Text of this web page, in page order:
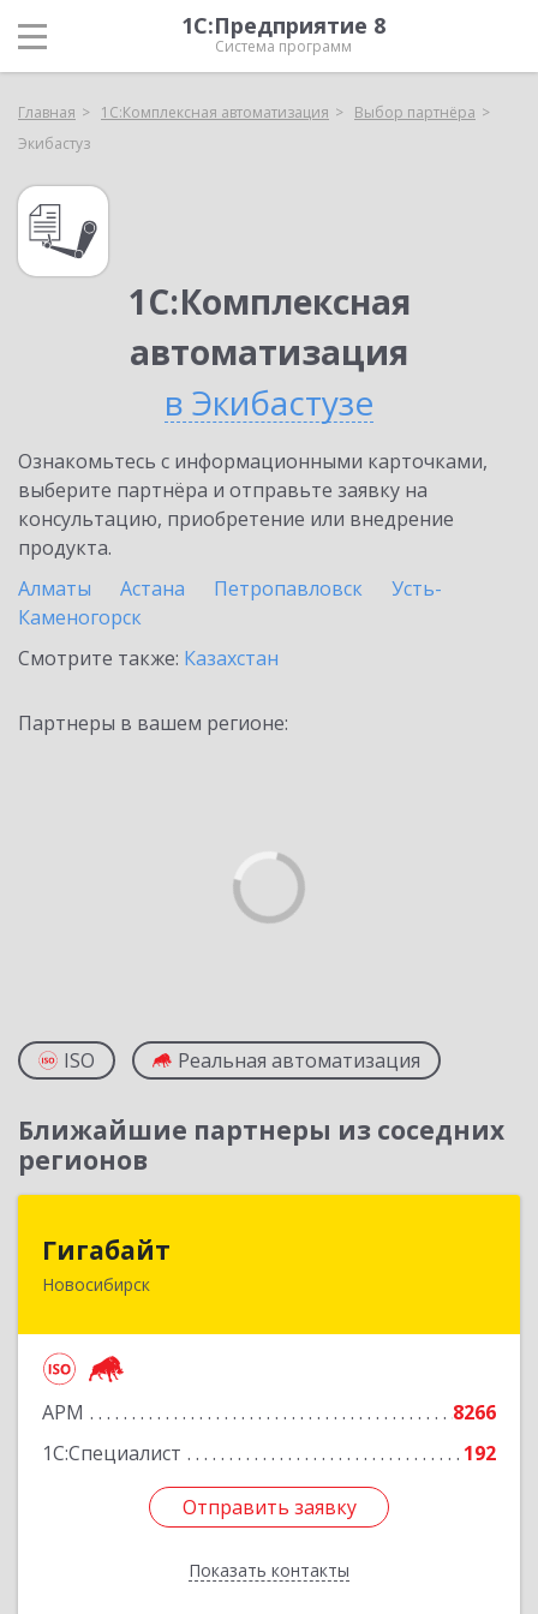
1С:Предприятие 8
Система программ
Главная 1С:Комплексная автоматизация
Выбор партнёра
Экибастуз
1С:Комплексная
автоматизация
в Экибастузе
Ознакомьтесь с информационными карточками,
выберите партнёра и отправьте заявку на
консультацию, приобретение или внедрение
продукта.
Алматы
Астана Петропавловск
Усть-
Каменогорск
Смотрите также: Казахстан
Партнеры в вашем регионе:
ISO Реальная автоматизация
Ближайшие партнеры из соседних
регионов
Гигабайт
Новосибирск
АРМ
8266
1С:Специалист
192
Отправить заявку
Показать контакты
630099, Новосибирская обл, Новосибирск г,
Отправить заявку
Назад